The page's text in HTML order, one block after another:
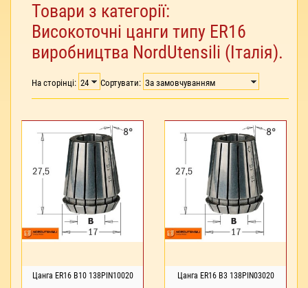
Товари з категорії:
Високоточні цанги типу ER16
виробництва NordUtensili (Італія).
На сторінці: Сортувати:
Цанга ER16 В10 138PIN10020 Цанга ER16 В3 138PIN03020